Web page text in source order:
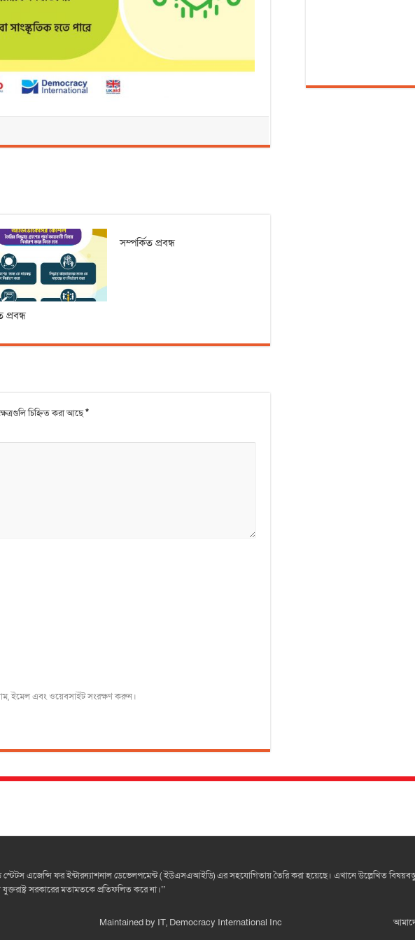
প্রবন্ধ
সম্পর্কিত প্রবন্ধ
চিহ্নিত করা আছে*
ইমেল এবং ওয়েবসাইট সংরক্ষণ করুন।
এজেন্সি ফর ইন্টারন্যাশনাল ডেভেলপমেন্ট ( ইউএসএআইডি) এর সহযোগিতায় তৈরি করা হয়েছে। এখানে উল্লেখিত
সরকারের মতামতকে প্রতিফলিত করে না।‘’
Maintained by IT, Democracy International Inc